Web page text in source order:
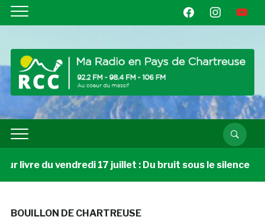
facebookinstagramyoutube
livre du vendredi 17 juillet : Du bruit sous le silence
BOUILLON DE CHARTREUSE